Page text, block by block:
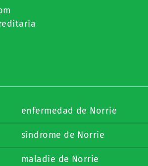
enfermedad de Norrie
síndrome de Norrie
maladie de Norrie